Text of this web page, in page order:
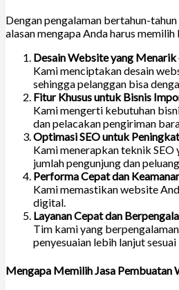
Dengan pengalaman bertahun-
alasan mengapa Anda harus
Desain Website yang
Kami menciptakan desain
sehingga pelanggan bisa
Fitur Khusus untuk Bisnis
Kami mengerti kebutuhan
dan pelacakan pengiriman
Optimasi SEO untuk
Kami menerapkan teknik
jumlah pengunjung dan
Performa Cepat dan
Kami memastikan website
digital.
Layanan Cepat dan
Tim kami yang
penyesuaian lebih lanjut
Mengapa Memilih Jasa